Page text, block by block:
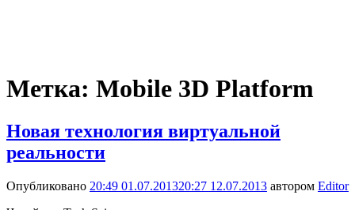
Метка: Mobile 3D Platform
Новая технология виртуальной
реальности
Опубликовано 20:49 01.07.201320:27 12.07.2013 автором Editor